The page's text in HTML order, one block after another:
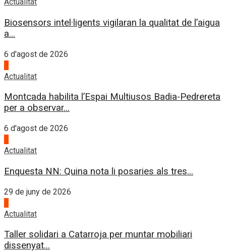
Biosensors intel·ligents vigilaran la qualitat de l’aigua
a...
6 d'agost de 2026
Actualitat
Montcada habilita l’Espai Multiusos Badia-Pedrereta
per a observar...
6 d'agost de 2026
Actualitat
Enquesta NN: Quina nota li posaries als tres...
29 de juny de 2026
Actualitat
Taller solidari a Catarroja per muntar mobiliari
dissenyat...